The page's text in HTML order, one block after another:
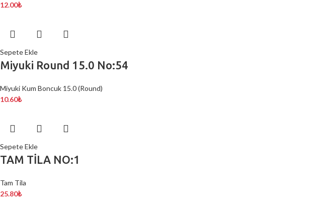
12.00₺
Sepete Ekle
Miyuki Round 15.0 No:54
Miyuki Kum Boncuk 15.0 (Round)
10.60₺
Sepete Ekle
TAM TİLA NO:1
Tam Tila
25.80₺